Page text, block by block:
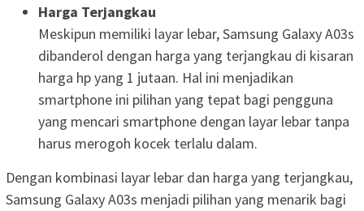
Harga Terjangkau
Meskipun memiliki layar lebar, Samsung Galaxy A03s
dibanderol dengan harga yang terjangkau di kisaran
harga hp yang 1 jutaan. Hal ini menjadikan
smartphone ini pilihan yang tepat bagi pengguna
yang mencari smartphone dengan layar lebar tanpa
harus merogoh kocek terlalu dalam.
Dengan kombinasi layar lebar dan harga yang terjangkau,
Samsung Galaxy A03s menjadi pilihan yang menarik bagi